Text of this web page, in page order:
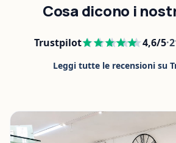
Cosa dicono i
Trustpilot 4,6/5·
Leggi tutte le recensioni su